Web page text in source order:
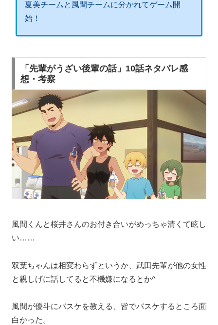
夏美チームと風間チームに分かれてゲーム開
始！
「先輩がうざい後輩の話」10話ネタバレ感
想・考察
風間くんと桜井さんのお付き合いがめっちゃ清くて眩し
い……
双葉ちゃんは相変わらずというか、武田先輩が他の女性
と親しげに話してると不機嫌になるとか^
風間が優斗にバスケを教える、皆でバスケするところ面
白かった。